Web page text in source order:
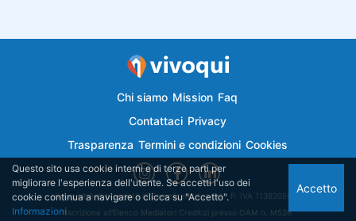
Chi siamo Mission Faq
Contattaci Privacy
Trasparenza Termini e condizioni Cookies
Vivoqui.it è di proprietà di Semplicemutuo Srl - P. IVA 11382050018
Iscrizione all'Elenco Mediatori Creditizi presso OAM n. M526
Questo sito usa cookie interni e di terze parti per
migliorare l'esperienza dell'utente. Se accetti l'uso dei
cookie continua a navigare o clicca su "Accetto".
Informazioni
Accetto